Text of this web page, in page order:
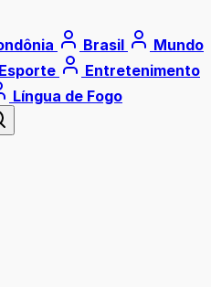
Brasil
Mundo
Esporte
Entretenimento
Língua de Fogo